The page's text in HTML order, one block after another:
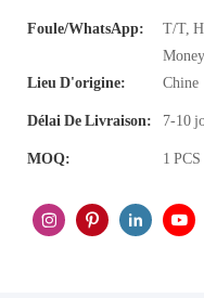
Foule/WhatsApp:
T/T,
Lieu D'origine:
Chine
Délai De Livraison: 7-10
MOQ: 1 PCS